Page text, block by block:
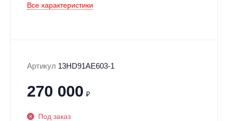
Все характеристики
Артикул 13HD91AE603-1
270 000 ₽
Под заказ